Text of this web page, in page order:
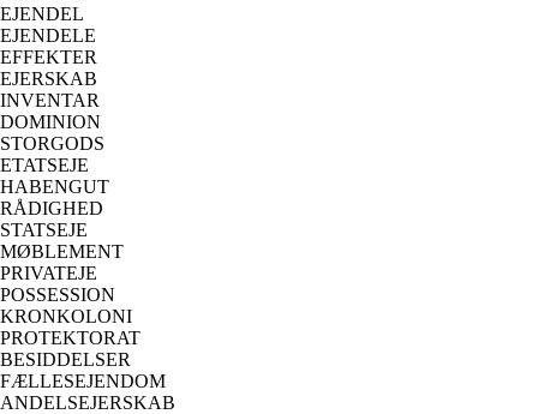
EJENDEL
EJENDELE
EFFEKTER
EJERSKAB
INVENTAR
DOMINION
STORGODS
ETATSEJE
HABENGUT
RÅDIGHED
STATSEJE
MØBLEMENT
PRIVATEJE
POSSESSION
KRONKOLONI
PROTEKTORAT
BESIDDELSER
FÆLLESEJENDOM
ANDELSEJERSKAB